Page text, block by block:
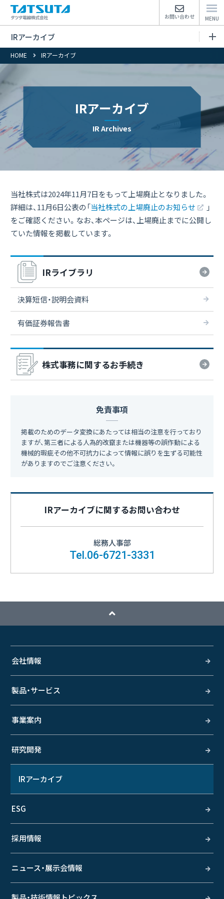
お問い合わせ
HOME IRアーカイブ
IRアーカイブ
IRアーカイブ
IR Archives
当社株式は2024年11月7日をもって上場廃止となりました。
詳細は、11月6日公表の「当社株式の上場廃止のお知らせ
」
をご確認ください。なお、本ページは、上場廃止までに公開し
ていた情報を掲載しています。
IRライブラリ
決算短信・説明会資料
有価証券報告書
株式事務に関するお手続き
免責事項
掲載のためのデータ変換にあたっては相当の注意を行っており
ますが、第三者による人為的改竄または機器等の誤作動による
機械的瑕疵その他不可抗力によって情報に誤りを生ずる可能性
がありますのでご注意ください。
IRアーカイブに関するお問い合わせ
総務人事部
Tel.06-6721-3331
IRアーカイブトップページ
IRライブラリ
株式事務に関するお手続き
会社情報
製品・サービス
事業案内
研究開発
IRアーカイブ
ESG
採用情報
ニュース・展示会情報